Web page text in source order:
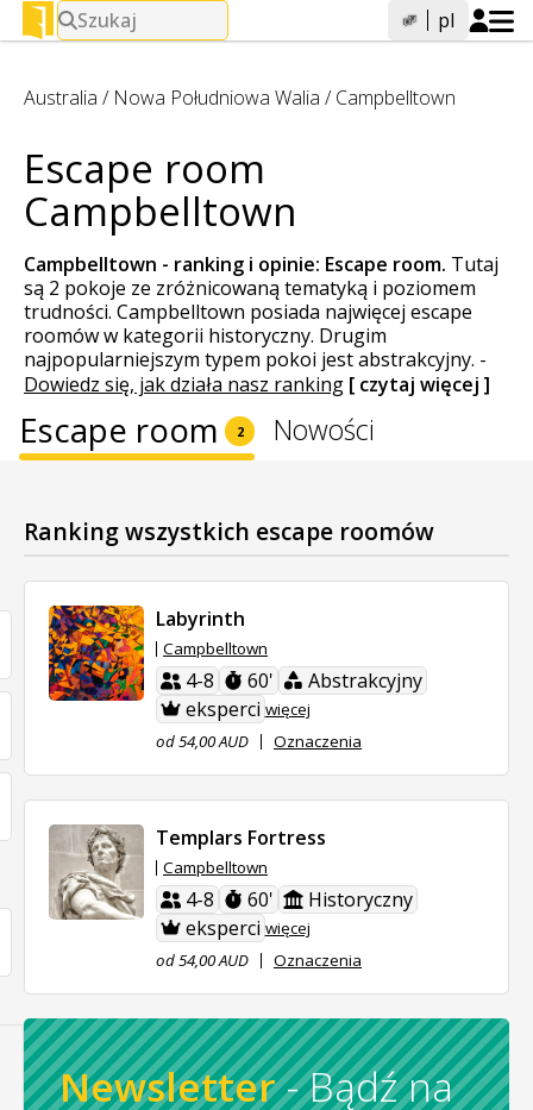
Szukaj pl
Australia / Nowa Południowa Walia /Campbelltown
Escape room
Campbelltown
Campbelltown - ranking i opinie: Escape room. Tutaj
są 2 pokoje ze zróżnicowaną tematyką i poziomem
trudności. Campbelltown posiada najwięcej escape
roomów w kategorii historyczny. Drugim
najpopularniejszym typem pokoi jest abstrakcyjny. -
Dowiedz się, jak działa nasz ranking [ czytaj więcej ]
Escape room 2 Nowości
Ranking wszystkich escape roomów
Labyrinth
Campbelltown
4-8 60'
Abstrakcyjny
eksperci więcej
od 54,00 AUD
Oznaczenia
Templars Fortress
Campbelltown
4-8 60'
Historyczny
eksperci więcej
od 54,00 AUD
Oznaczenia
Newsletter -Bądź na